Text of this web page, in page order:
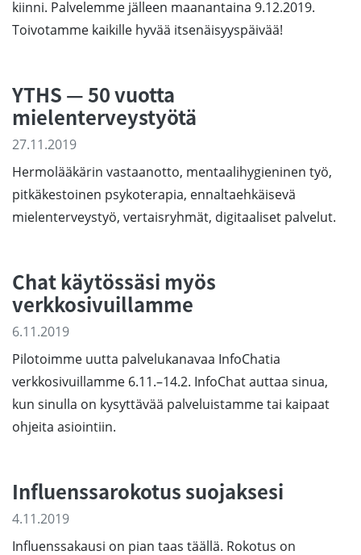
kiinni. Palvelemme jälleen maanantaina 9.12.2019.
Toivotamme kaikille hyvää itsenäisyyspäivää!
YTHS — 50 vuotta
mielenterveystyötä
27.11.2019
Hermolääkärin vastaanotto, mentaalihygieninen työ,
pitkäkestoinen psykoterapia, ennaltaehkäisevä
mielenterveystyö, vertaisryhmät, digitaaliset palvelut.
Chat käytössäsi myös
verkkosivuillamme
6.11.2019
Pilotoimme uutta palvelukanavaa InfoChatia
verkkosivuillamme 6.11.–14.2. InfoChat auttaa sinua,
kun sinulla on kysyttävää palveluistamme tai kaipaat
ohjeita asiointiin.
Influenssarokotus suojaksesi
4.11.2019
Influenssakausi on pian taas täällä. Rokotus on